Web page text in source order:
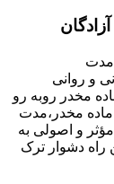
مدت
و روانی
مخدر روبه رو
مخدر،مدت
و اصولی به
راه دشوار ترک